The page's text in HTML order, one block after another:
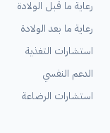
رعاية ما قبل الولادة
رعاية ما بعد الولادة
استشارات التغذية
الدعم النفسي
استشارات الرضاعة